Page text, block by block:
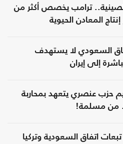
ترامب يخصص أكثر من
المعادن الحيوية
السعودي لا يستهدف
إلى إيران
حزب عنصري يتعهد بمحاربة
من مسلمة!
اتفاق السعودية وتركيا